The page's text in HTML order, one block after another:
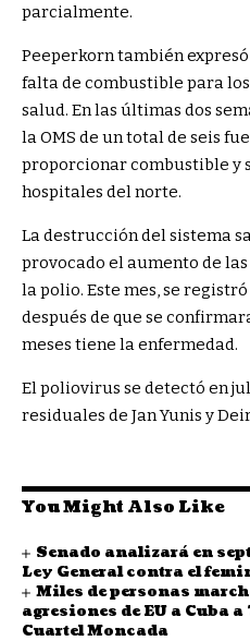
parcialmente.
Peeperkorn también
falta de combustible para
salud. En las últimas dos
la OMS de un total de seis
proporcionar combustible y
hospitales del norte.
La destrucción del sistema
provocado el aumento de
la polio. Este mes, se
después de que se
meses tiene la enfermedad.
El poliovirus se detectó en
residuales de Jan Yunis y
You Might Also Like
Senado analizará en
Ley General contra el
Miles de personas
agresiones de EU a Cuba
Cuartel Moncada